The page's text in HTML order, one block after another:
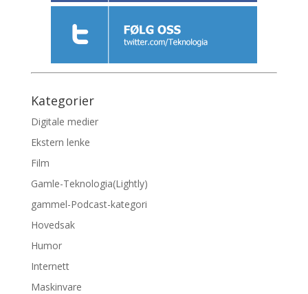
Kategorier
Digitale medier
Ekstern lenke
Film
Gamle-Teknologia(Lightly)
gammel-Podcast-kategori
Hovedsak
Humor
Internett
Maskinvare